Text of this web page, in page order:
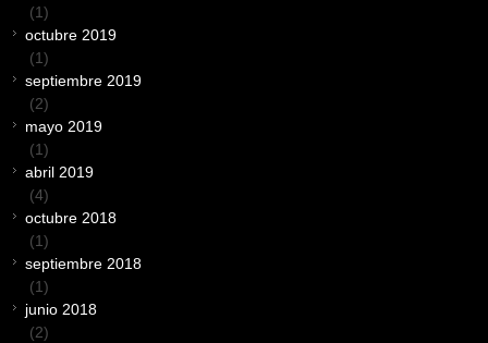
(1)
octubre 2019
(1)
septiembre 2019
(2)
mayo 2019
(1)
abril 2019
(4)
octubre 2018
(1)
septiembre 2018
(1)
junio 2018
(2)